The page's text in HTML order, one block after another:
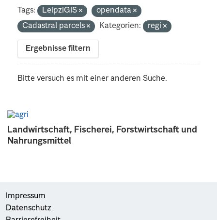
Landwirtschaft, Fischerei, Forstwirtschaft und
Nahrungsmittel
Tags: LeipziGIS
opendata
Cadastral parcels
Kategorien: regi
Ergebnisse filtern
Bitte versuch es mit einer anderen Suche.
Impressum
Datenschutz